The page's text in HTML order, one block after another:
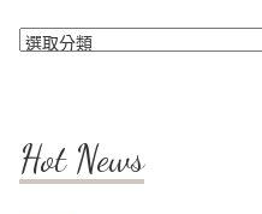
Categories
Hot News